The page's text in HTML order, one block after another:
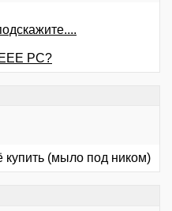
PC?
купить (мыло под ником)